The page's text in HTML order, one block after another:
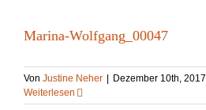
Marina-Wolfgang_00047
Von Justine Neher Dezember 10th, 2017
Weiterlesen